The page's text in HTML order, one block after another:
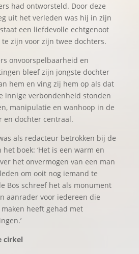
had ontworsteld. Door deze
uit het verleden was hij in zijn
een liefdevolle echtgenoot
zijn voor zijn twee dochters.
onvoorspelbaarheid en
bleef zijn jongste dochter
hem en ving zij hem op als dat
innige verbondenheid stonden
manipulatie en wanhoop in de
en dochter centraal.
als redacteur betrokken bij de
boek: ‘Het is een warm en
het onvermogen van een man
om ooit nog iemand te
Bos schreef het als monument
aanrader voor iedereen die
heeft gehad met
cirkel